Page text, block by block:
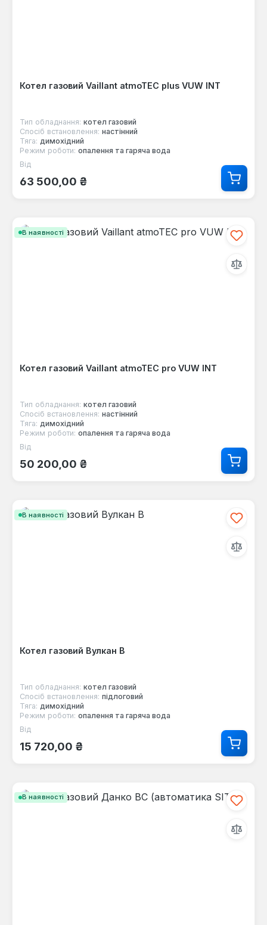
Котел газовий Vaillant atmoTEC plus VUW INT
Тип обладнання: котел газовий
Спосіб встановлення: настінний
Тяга: димохідний
Режим роботи: опалення та гаряча вода
Звичайна ціна:
Від
63 500,00 ₴
В наявності
Котел газовий Vaillant atmoTEC pro VUW INT
Тип обладнання: котел газовий
Спосіб встановлення: настінний
Тяга: димохідний
Режим роботи: опалення та гаряча вода
Звичайна ціна:
Від
50 200,00 ₴
В наявності
Котел газовий Вулкан В
Тип обладнання: котел газовий
Спосіб встановлення: підлоговий
Тяга: димохідний
Режим роботи: опалення та гаряча вода
Звичайна ціна:
Від
15 720,00 ₴
В наявності